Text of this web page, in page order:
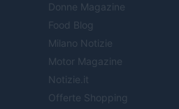
Donne Magazine
Food Blog
Milano Notizie
Motor Magazine
Notizie.it
Offerte Shopping